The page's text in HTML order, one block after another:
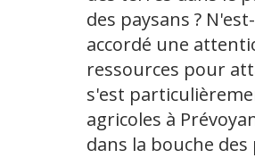
des paysans ?
accordé une
ressources pour
s'est
agricoles à
dans la bouche des